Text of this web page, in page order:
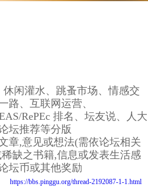
闲灌水、跳蚤市场、情感交
路、互联网运营、
RePEc 排名、坛友说、人大
坛推荐等分版
章,意见或想法(需依论坛相关
缺之书籍,信息或发表生活感
坛币或其他奖励
https://bbs.pinggu.org/thread-2192087-1-1.html